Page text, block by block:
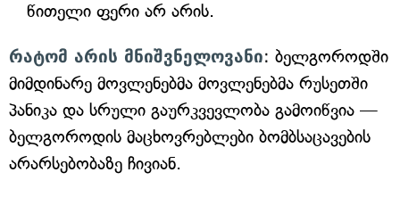
წითელი ფერი არ არის.
რატომ არის მნიშვნელოვანი: ბელგოროდში
მიმდინარე მოვლენებმა მოვლენებმა რუსეთში
პანიკა და სრული გაურკვევლობა გამოიწვია —
ბელგოროდის მაცხოვრებლები ბომბსაცავების
არარსებობაზე ჩივიან.